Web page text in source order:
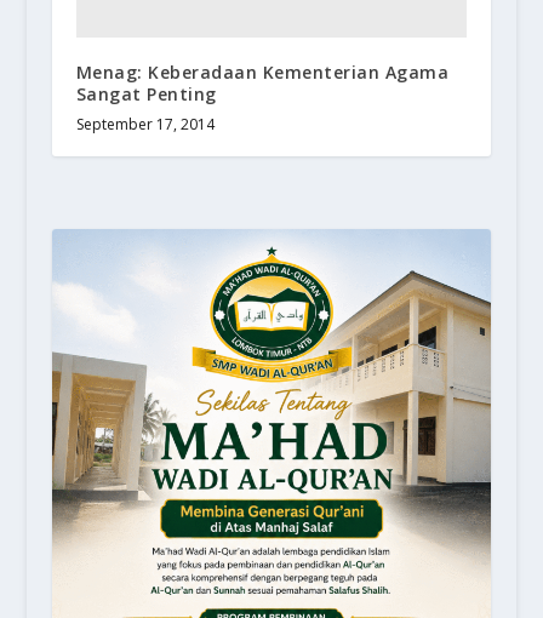
Menag: Keberadaan Kementerian Agama
Sangat Penting
September 17, 2014